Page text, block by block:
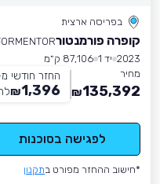
בפריסה ארצית
קופרה פורמנטור
2023 יד 1
87,106 ק״מ
מחיר
135,392
₪
החזר חודשי
1,396
₪
לפגישה בסוכנות
*חישוב ההחזר מפורט בתקנון